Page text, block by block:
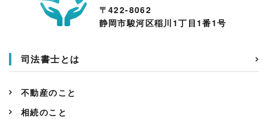
〒422-8062
静岡市駿河区稲川1丁目1番1号
司法書士とは
不動産のこと
相続のこと